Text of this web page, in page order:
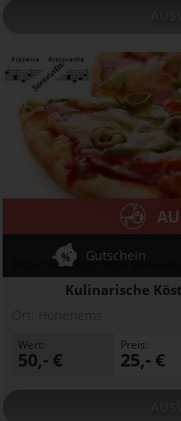
Pizzeria Ristorante Serenata
Kulinarische
Gutschein
Wert:
50,- €
Preis:
25,- €